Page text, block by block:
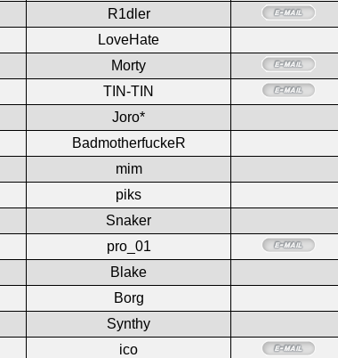
R1dler
LoveHate
Morty
TIN-TIN
Joro*
BadmotherfuckeR
mim
piks
Snaker
pro_01
Blake
Borg
Synthy
ico